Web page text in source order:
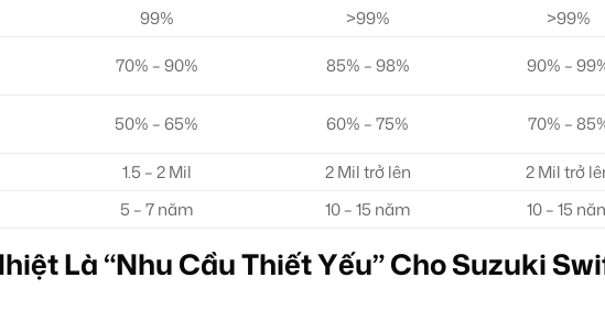
99% >99%
>99%
70% – 90% 85% – 98% 90% –
50% – 65% 60% – 75% 70% –
1.5 – 2 Mil 2 Mil trở lên
2 Mil trở
5 – 7 năm 10 – 15 năm 10 – 15
Là “Nhu Cầu Thiết Yếu” Cho Suzuki